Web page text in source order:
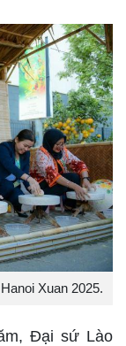
Xuan 2025.
Đại sứ Lào